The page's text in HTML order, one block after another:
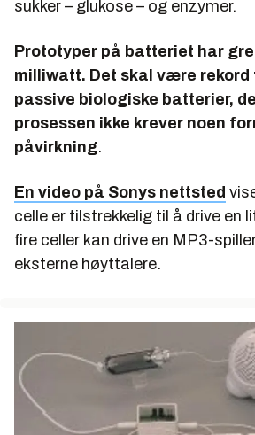
sukker – glukose – og enzymer.
Prototyper på batteriet har
milliwatt. Det skal være
passive biologiske batterier,
prosessen ikke krever noen
påvirkning.
En video på Sonys nettsted
celle er tilstrekkelig til å drive en
fire celler kan drive en MP3-
eksterne høyttalere.